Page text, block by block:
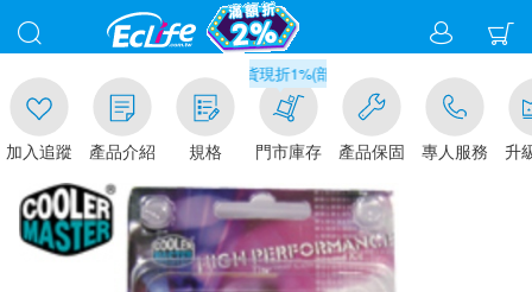
加入追蹤 產品介紹 規格
滿千元門市取貨現折1%(部分商品不適用)-請點我看
門市庫存 產品保固 專人服務 升